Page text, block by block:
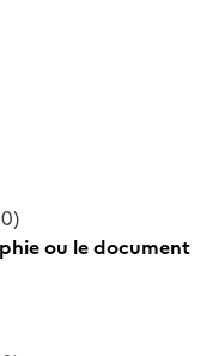
ou le document